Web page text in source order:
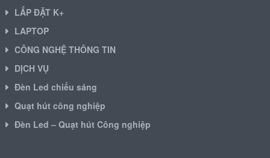
LẮP ĐẶT K+
LAPTOP
CÔNG NGHỆ THÔNG TIN
DỊCH VỤ
Đèn Led chiếu sáng
Quạt hút công nghiệp
Đèn Led – Quạt hút Công nghiệp